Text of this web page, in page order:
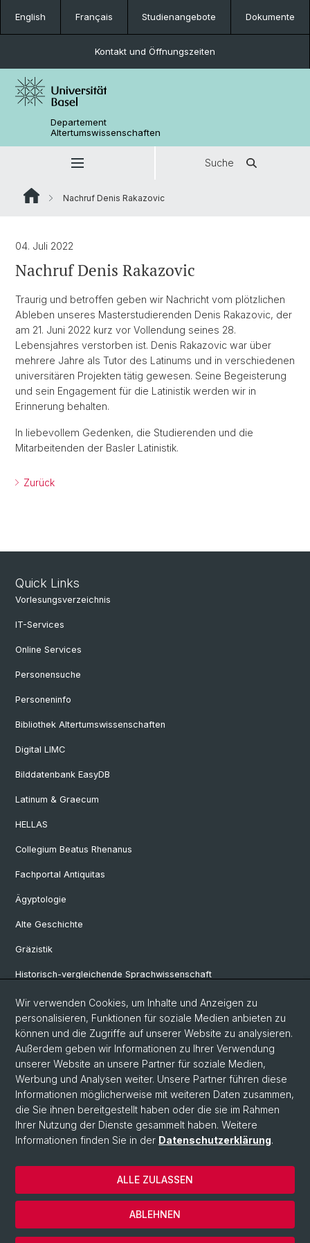
English Français Studienangebote Dokumente
Kontakt und Öffnungszeiten
Departement
Altertumswissenschaften
Suche
Nachruf Denis Rakazovic
04. Juli 2022
Nachruf Denis Rakazovic
Traurig und betroffen geben wir Nachricht vom plötzlichen
Ableben unseres Masterstudierenden Denis Rakazovic, der
am 21. Juni 2022 kurz vor Vollendung seines 28.
Lebensjahres verstorben ist. Denis Rakazovic war über
mehrere Jahre als Tutor des Latinums und in verschiedenen
universitären Projekten tätig gewesen. Seine Begeisterung
und sein Engagement für die Latinistik werden wir in
Erinnerung behalten.
In liebevollem Gedenken, die Studierenden und die
Mitarbeitenden der Basler Latinistik.
Zurück
Quick Links
Vorlesungsverzeichnis
IT-Services
Online Services
Personensuche
Personeninfo
Bibliothek Altertumswissenschaften
Digital LIMC
Bilddatenbank EasyDB
Latinum & Graecum
HELLAS
Collegium Beatus Rhenanus
Fachportal Antiquitas
Ägyptologie
Alte Geschichte
Gräzistik
Historisch-vergleichende Sprachwissenschaft
Klassische Archäologie
Latinistik
Ur- und Frühgeschichtliche und Provinzialrömische Archäologie
Vindonissa-Professur
© Universität Basel
Philosophisch-Historische Fakultät
Home
Datenschutzerklärung
Wir verwenden Cookies, um Inhalte und Anzeigen zu
personalisieren, Funktionen für soziale Medien anbieten zu
können und die Zugriffe auf unserer Website zu analysieren.
Außerdem geben wir Informationen zu Ihrer Verwendung
unserer Website an unsere Partner für soziale Medien,
Werbung und Analysen weiter. Unsere Partner führen diese
Informationen möglicherweise mit weiteren Daten zusammen,
die Sie ihnen bereitgestellt haben oder die sie im Rahmen
Ihrer Nutzung der Dienste gesammelt haben. Weitere
Informationen finden Sie in der Datenschutzerklärung.
ABLEHNEN
ALLE ZULASSEN